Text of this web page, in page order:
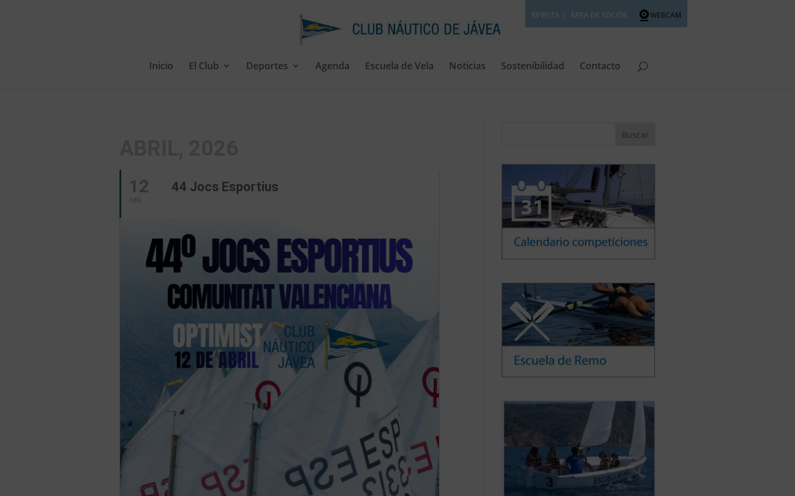
REVISTA ÁREA DE SOCIOS WEBCAM
Inicio El Club Deportes Agenda Escuela de Vela Noticias Sostenibilidad Contacto
12
ABR
44 Jocs Esportius